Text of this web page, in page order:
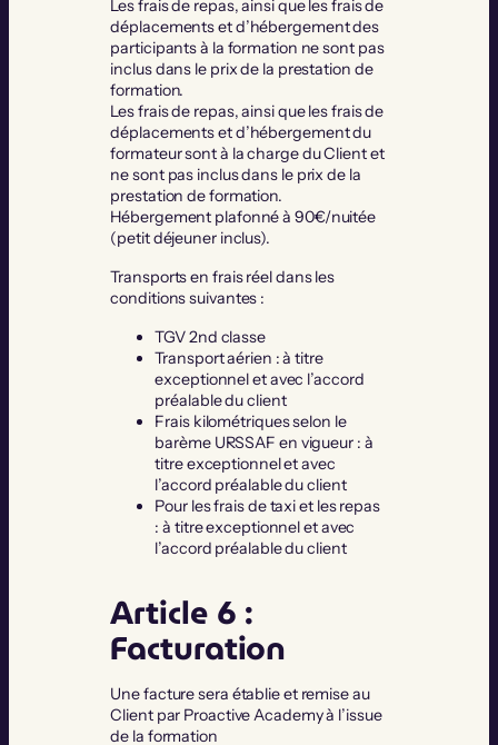
Les frais de repas, ainsi que les frais de
déplacements et d’hébergement des
participants à la formation ne sont pas
inclus dans le prix de la prestation de
formation.
Les frais de repas, ainsi que les frais de
déplacements et d’hébergement du
formateur sont à la charge du Client et
ne sont pas inclus dans le prix de la
prestation de formation.
Hébergement plafonné à 90€/nuitée
(petit déjeuner inclus).
Transports en frais réel dans les
conditions suivantes :
TGV 2nd classe
Transport aérien : à titre
exceptionnel et avec l’accord
préalable du client
Frais kilométriques selon le
barème URSSAF en vigueur : à
titre exceptionnel et avec
l’accord préalable du client
Pour les frais de taxi et les repas
: à titre exceptionnel et avec
l’accord préalable du client
Article 6 :
Facturation
Une facture sera établie et remise au
Client par Proactive Academy à l’issue
de la formation